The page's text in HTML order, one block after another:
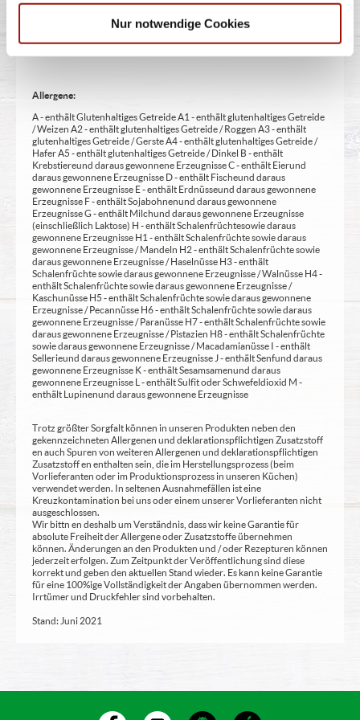
Nur notwendige Cookies
Aufmerksamkeit bei Kindern beeinträchtigen (bei Azo-Farbstoffen) 22
- mit Sauerstoff, unter Hochdruck, farbstabilisierend (bei Frischfleisch)
23 - mit Nitritpökelsalz 24 - enthält Alkohol 25 - mit Stabilisatoren 26 -
mit Verdickunsmittel
Allergene:
A - enthält Glutenhaltiges Getreide A1 - enthält glutenhaltiges Getreide
/ Weizen A2 - enthält glutenhaltiges Getreide / Roggen A3 - enthält
glutenhaltiges Getreide / Gerste A4 - enthält glutenhaltiges Getreide /
Hafer A5 - enthält glutenhaltiges Getreide / Dinkel B - enthält
Krebstiere und daraus gewonnene Erzeugnisse C - enthält Eier und
daraus gewonnene Erzeugnisse D - enthält Fische und daraus
gewonnene Erzeugnisse E - enthält Erdnüsse und daraus gewonnene
Erzeugnisse F - enthält Sojabohnen und daraus gewonnene
Erzeugnisse G - enthält Milch und daraus gewonnene Erzeugnisse
(einschließlich Laktose) H - enthält Schalenfrüchte sowie daraus
gewonnene Erzeugnisse H1 - enthält Schalenfrüchte sowie daraus
gewonnene Erzeugnisse / Mandeln H2 - enthält Schalenfrüchte sowie
daraus gewonnene Erzeugnisse / Haselnüsse H3 - enthält
Schalenfrüchte sowie daraus gewonnene Erzeugnisse / Walnüsse H4 -
enthält Schalenfrüchte sowie daraus gewonnene Erzeugnisse /
Kaschunüsse H5 - enthält Schalenfrüchte sowie daraus gewonnene
Erzeugnisse / Pecannüsse H6 - enthält Schalenfrüchte sowie daraus
gewonnene Erzeugnisse / Paranüsse H7 - enthält Schalenfrüchte sowie
daraus gewonnene Erzeugnisse / Pistazien H8 - enthält Schalenfrüchte
sowie daraus gewonnene Erzeugnisse / Macadamianüsse I - enthält
Sellerie und daraus gewonnene Erzeugnisse J - enthält Senf und daraus
gewonnene Erzeugnisse K - enthält Sesamsamen und daraus
gewonnene Erzeugnisse L - enthält Sulfit oder Schwefeldioxid M -
enthält Lupinen und daraus gewonnene Erzeugnisse
Trotz größter Sorgfalt können in unseren Produkten neben den
gekennzeichneten Allergenen und deklarationspflichtigen Zusatzstoff
en auch Spuren von weiteren Allergenen und deklarationspflichtigen
Zusatzstoff en enthalten sein, die im Herstellungsprozess (beim
Vorlieferanten oder im Produktionsprozess in unseren Küchen)
verwendet werden. In seltenen Ausnahmefällen ist eine
Kreuzkontamination bei uns oder einem unserer Vorlieferanten nicht
ausgeschlossen.
Wir bittn en deshalb um Verständnis, dass wir keine Garantie für
absolute Freiheit der Allergene oder Zusatzstoffe übernehmen
können. Änderungen an den Produkten und / oder Rezepturen können
jederzeit erfolgen. Zum Zeitpunkt der Veröffentlichung sind diese
korrekt und geben den aktuellen Stand wieder. Es kann keine Garantie
für eine 100%ige Vollständigkeit der Angaben übernommen werden.
Irrtümer und Druckfehler sind vorbehalten.
Stand: Juni 2021